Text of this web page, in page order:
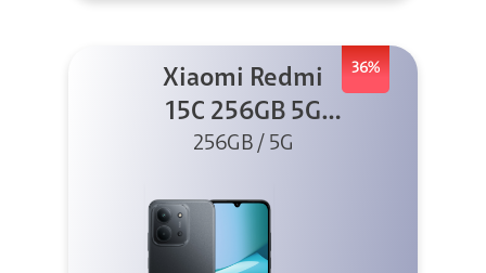
36%
Xiaomi Redmi
15C 256GB 5G
Negro
256GB / 5G